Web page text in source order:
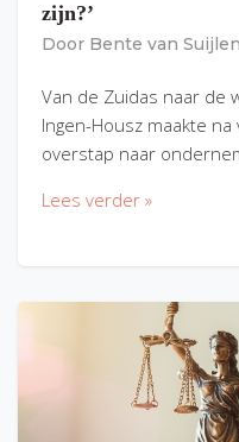
zijn?’
Door Bente van Suijlen
Van de Zuidas naar de
Ingen-Housz maakte
overstap naar
Lees verder »